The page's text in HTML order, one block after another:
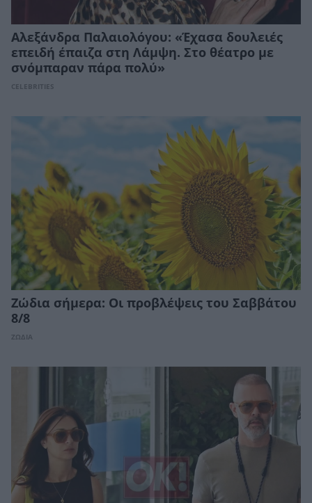
Αλεξάνδρα Παλαιολόγου: «Έχασα δουλειές
επειδή έπαιζα στη Λάμψη. Στο θέατρο με
σνόμπαραν πάρα πολύ»
CELEBRITIES
Ζώδια σήμερα: Οι προβλέψεις του Σαββάτου
8/8
ΖΩΔΙΑ